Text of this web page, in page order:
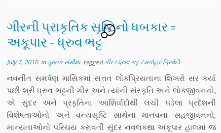
ગીરની પ્રાકૃતિક સૃષ્ટિનો ધબકાર =
અકૂપાર – ધ્રુવ ભટ્ટ
9
July 7, 2010in પુસ્તક સમીક્ષા taggedગીર/ધ્રુવ ભટ્ટ/મનોહર ત્રિવેદી
નવનીત સમર્પણ માસિકમાં સત્તત લોકપ્રિયતાના શિખરો સર કર્યા
પછી શ્રી ધ્રુવ ભટ્ટની ગીર અને ત્યાંની સંસ્કૃતિ અને લોકજીવનનો,
એ સુંદર અને પ્રકૃતિના આશિર્વાદોથી લચી પડેલા પ્રદેશની
વિશેષતાઓનો અને વન્યસૃષ્ટિ સાથેના માનવના સહજીવનનો,
માન્યતાઓનો પરિચય કરાવતી સુંદર નવલકથા અકૂપાર હાલમાં જ